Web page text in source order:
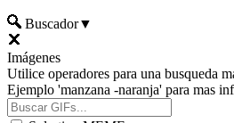
Buscador▼
Imágenes
Utilice operadores para una busqueda
Ejemplo 'manzana -naranja' para mas